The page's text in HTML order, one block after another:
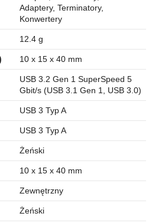
Adaptery, Terminatory,
Konwertery
12.4 g
10 x 15 x 40 mm
USB 3.2 Gen 1 SuperSpeed 5
Gbit/s (USB 3.1 Gen 1, USB 3.0)
USB 3 Typ A
USB 3 Typ A
Żeński
10 x 15 x 40 mm
Zewnętrzny
Żeński